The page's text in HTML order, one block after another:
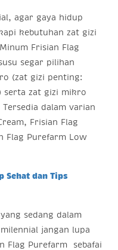
agar gaya hidup
kebutuhan zat gizi
Frisian Flag
segar pilihan
(zat gizi penting:
serta zat gizi mikro
dalam varian
Frisian Flag
Flag Purefarm Low
Sehat dan Tips
sedang dalam
jangan lupa
Flag Purefarm sebafai